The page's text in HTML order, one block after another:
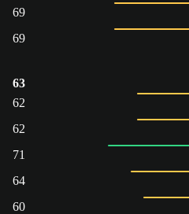
69
69
63
62
62
71
64
60